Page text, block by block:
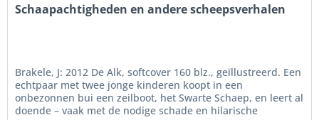
Schaapachtigheden en andere scheepsverhalen
Brakele, J: 2012 De Alk, softcover 160 blz., geïllustreerd. Een
echtpaar met twee jonge kinderen koopt in een
onbezonnen bui een zeilboot, het Swarte Schaep, en leert al
doende – vaak met de nodige schade en hilarische